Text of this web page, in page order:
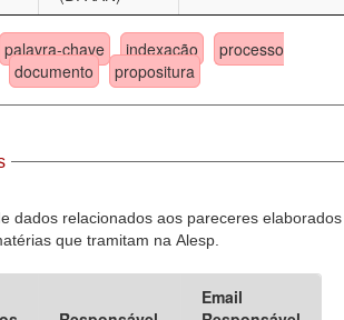
palavra-chave indexação
processo
documento propositura
dados relacionados aos pareceres elaborados
que tramitam na Alesp.
Email